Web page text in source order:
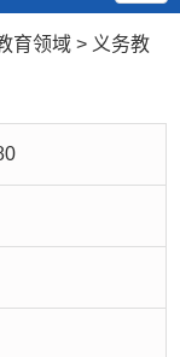
育领域 > 义务教